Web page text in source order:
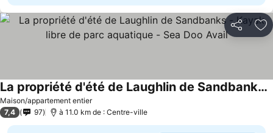
Partager
Maison/appartement entier
La propriété d'été de Laughlin de Sandbanks - Kayak libre de parc aquatique - Sea Doo Avail
7,4 97 à 11.0 km de : Centre-ville